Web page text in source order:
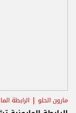
مارون الحلو الرابطة